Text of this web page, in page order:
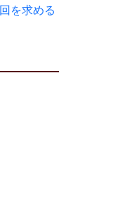
める会
を求める